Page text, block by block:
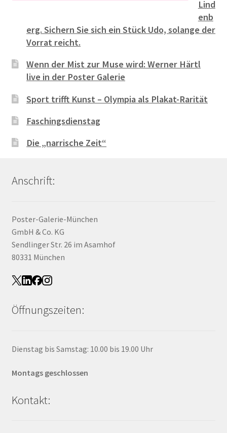
Lind
enb
erg. Sichern Sie sich ein Stück Udo, solange der
Vorrat reicht.
Wenn der Mist zur Muse wird: Werner Härtl
live in der Poster Galerie
Sport trifft Kunst – Olympia als Plakat-Rarität
Faschingsdienstag
Die „narrische Zeit“
Anschrift:
Poster-Galerie-München
GmbH & Co. KG
Sendlinger Str. 26 im Asamhof
80331 München
Öffnungszeiten:
Dienstag bis Samstag: 10.00 bis 19.00 Uhr
Montags geschlossen
Kontakt: